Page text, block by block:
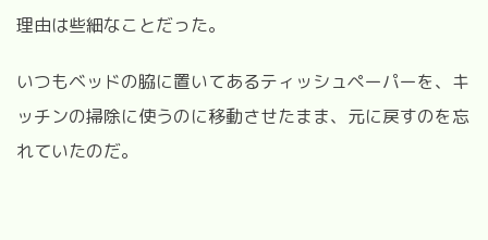
理由は些細なことだった。
いつもベッドの脇に置いてあるティッシュペーパーを、キ
ッチンの掃除に使うのに移動させたまま、元に戻すのを忘
れていたのだ。